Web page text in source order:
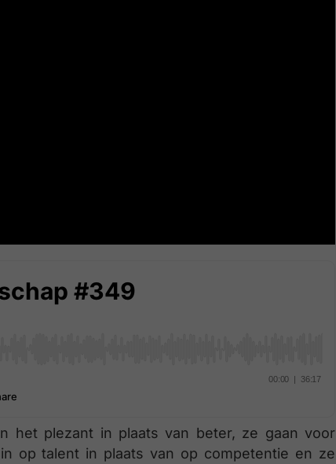
het plezant in plaats van beter, ze gaan voor
op talent in plaats van op competentie en ze